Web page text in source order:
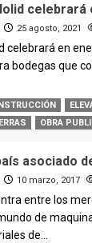
25 agosto, 2021
celebrará en
bodegas que
OBRA
asociado
10 marzo, 2017
entre los
de
de...